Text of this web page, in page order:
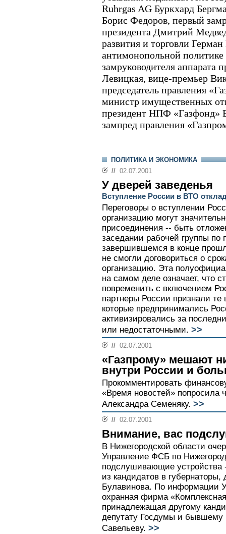
Ruhrgas AG Буркхард
Борис Федоров, первый
президента Дмитрий
развития и торговли
антимонопольной
замруководителя аппарата
Левицкая, вице-премьер
председатель правления
министр имущественных
президент НПФ «Газфонд»
зампред правления
ПОЛИТИКА И ЭКОНОМИКА
// 02.07.2001
У дверей заведенья
Вступление России в ВТО
Переговоры о вступлении
организацию могут
присоединения -- быть
заседании рабочей группы
завершившемся в конце
не смогли договориться о
организацию. Эта
на самом деле означает, что
повременить с включением
партнеры России признали
которые предпринимались
активизировались за
или недостаточными. >>
// 02.07.2001
«Газпрому» мешают
внутри России и
Прокомментировать
«Время новостей» попросила
Александра Семеняку. >>
// 02.07.2001
Внимание, вас
В Нижегородской области
Управление ФСБ по
подслушивающие устройства
из кандидатов в
Булавинова. По информации
охранная фирма
принадлежащая другому
депутату Госдумы и
Савельеву. >>